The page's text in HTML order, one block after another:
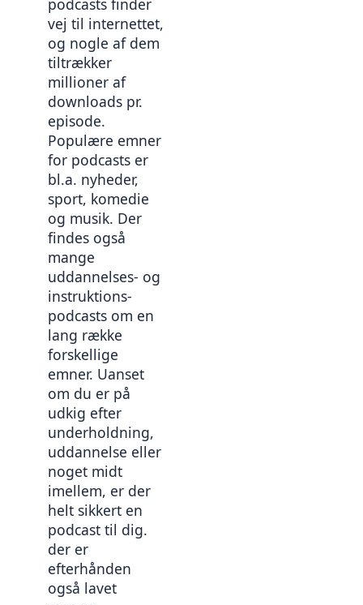
podcasts finder
vej til internettet,
og nogle af dem
tiltrækker
millioner af
downloads pr.
episode.
Populære emner
for podcasts er
bl.a. nyheder,
sport, komedie
og musik. Der
findes også
mange
uddannelses- og
instruktions-
podcasts om en
lang række
forskellige
emner. Uanset
om du er på
udkig efter
underholdning,
uddannelse eller
noget midt
imellem, er der
helt sikkert en
podcast til dig.
der er
efterhånden
også lavet